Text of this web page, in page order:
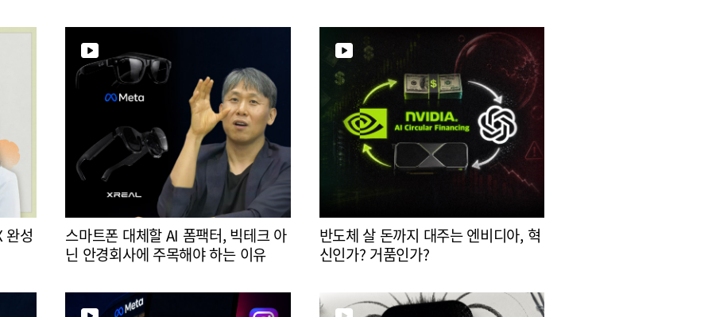
완성
스마트폰 대체할 AI 폼팩터, 빅테크 아
닌 안경회사에 주목해야 하는 이유
반도체 살 돈까지 대주는 엔비디아, 혁
신인가? 거품인가?